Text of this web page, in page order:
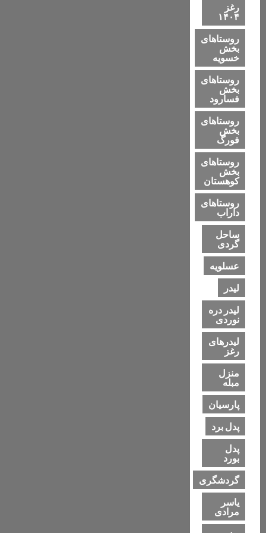
رغز
۱۴۰۴
روستاهای
بخش
خسویه
روستاهای
بخش
فسارود
روستاهای
بخش
فورگ
روستاهای
بخش
کوهستان
روستاهای
داراب
ساحل
گردی
عسلویه
لیدر
لیدر دره
نوردی
لیدرهای
رغز
منزل
مبله
پارسیان
پدل برد
پدل
بورد
گردشگری
یاسر
مرادی